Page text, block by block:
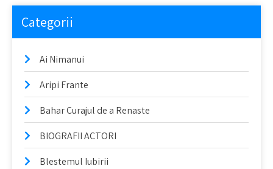
Categorii
Ai Nimanui
Aripi Frante
Bahar Curajul de a Renaste
BIOGRAFII ACTORI
Blestemul Iubirii